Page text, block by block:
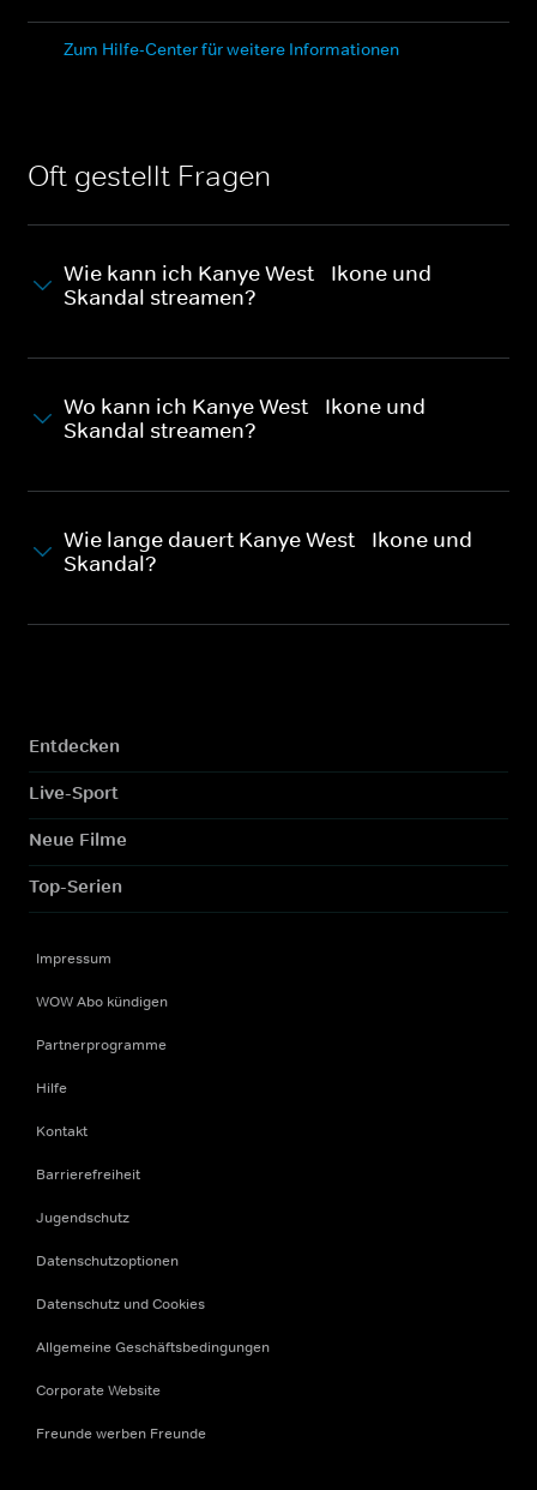
Zum Hilfe-Center für weitere Informationen
Oft gestellt Fragen
Wie kann ich Kanye West - Ikone und
Skandal streamen?
Wo kann ich Kanye West - Ikone und
Skandal streamen?
Wie lange dauert Kanye West - Ikone und
Skandal?
Entdecken
Live-Sport
Neue Filme
Top-Serien
Impressum
WOW Abo kündigen
Partnerprogramme
Hilfe
Kontakt
Barrierefreiheit
Jugendschutz
Datenschutzoptionen
Datenschutz und Cookies
Allgemeine Geschäftsbedingungen
Corporate Website
Freunde werben Freunde